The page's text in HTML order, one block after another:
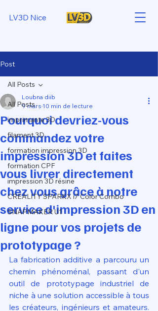
LV3D Nice
Post
All Posts
imprimante 3D
filament 3D
formation impression 3D
formation CPF
impression 3D résine
CREALITY SPARKX i7 Color Combo
SNAPMAKER U1
All Posts
Pourquoi devriez-vous
commandez votre
impression 3D et faites
vous livrer directement
chez vous grâce à notre
service d'impression 3D en
ligne pour vos projets de
prototypage ?
Loubna diib
9 mars 10 min de lecture
La fabrication additive a parcouru un
chemin phénoménal, passant d'un
outil de prototypage industriel de
niche à une solution accessible à tous
les créateurs, ingénieurs et amateurs.